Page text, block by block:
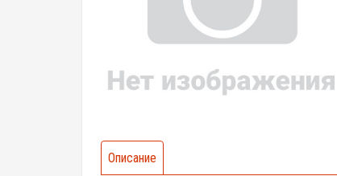
Описание